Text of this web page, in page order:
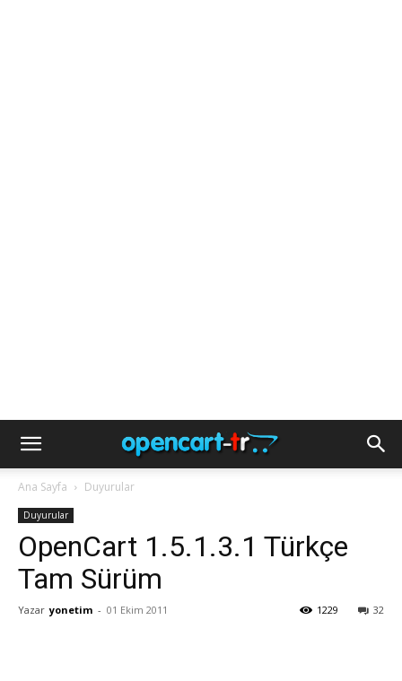
Ana Sayfa Duyurular
Duyurular
OpenCart 1.5.1.3.1 Türkçe
Tam Sürüm
Yazar yonetim - 01 Ekim 2011 32
1229